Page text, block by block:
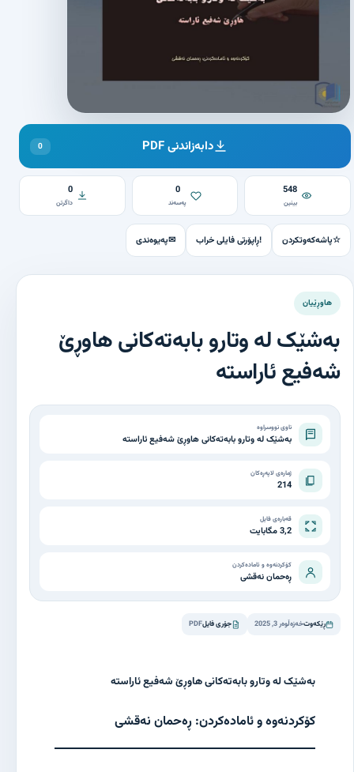
دابەزاندنی PDF 0
548
بینین
0
پەسەند
0
داگرتن
☆پاشەکەوتکردن !ڕاپۆرتی فایلی خراب ✉پەیوەندی
هاوڕێیان
بەشێک لە وتارو بابەتەکانی هاوڕێ
شەفیع ئاراستە
ناوی نووسراوە
بەشێک لە وتارو بابەتەکانی هاوڕێ شەفیع ئاراستە
ژمارەی لاپەڕەکان
214
قەبارەی فایل
3,2 مگابایت
کۆکردنەوە و ئامادەکردن
ڕەحمان نەقشی
ڕێکەوتخەزەڵوەر 3, 2025 جۆری فایلPDF
بەشێک لە وتارو بابەتەکانی هاوڕێ شەفیع ئاراستە
کۆکردنەوە و ئامادەکردن: ڕەحمان نەقشی